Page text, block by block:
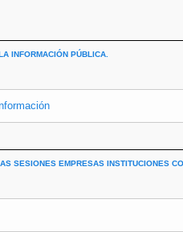
INFORMACIÓN PÚBLICA.
SESIONES EMPRESAS INSTITUCIONES